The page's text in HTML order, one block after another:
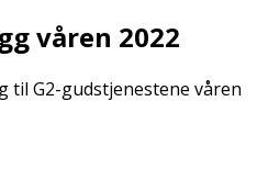
våren 2022
til G2-gudstjenestene våren